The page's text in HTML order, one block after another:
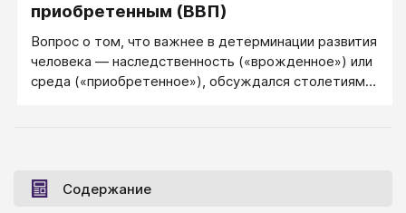
приобретенным (ВВП)
Вопрос о том, что важнее в детерминации развития
человека — наследственность («врожденное») или
среда («приобретенное»), обсуждался столетиями.
наделенным способностями и знанием, и ему надо
только расти, чтобы эти унаследованные свойства
Содержание